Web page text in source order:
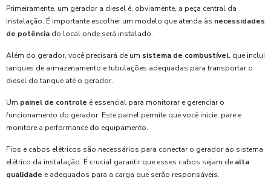
Primeiramente, um gerador a diesel é, obviamente, a peça central da
instalação. É importante escolher um modelo que atenda às necessidades
de potência do local onde será instalado.
Além do gerador, você precisará de um sistema de combustível, que inclui
tanques de armazenamento e tubulações adequadas para transportar o
diesel do tanque até o gerador.
Um painel de controle é essencial para monitorar e gerenciar o
funcionamento do gerador. Este painel permite que você inicie, pare e
monitore a performance do equipamento.
Fios e cabos elétricos são necessários para conectar o gerador ao sistema
elétrico da instalação. É crucial garantir que esses cabos sejam de alta
qualidade e adequados para a carga que serão responsáveis.